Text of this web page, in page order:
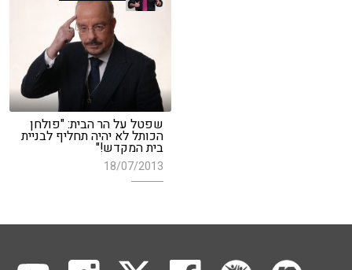
שפטל על הר הבית: "פולחן
הכותל לא יהיה תחליף לבניית
בית המקדש!"
18/07/2013